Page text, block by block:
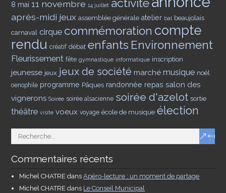
8 mai 11 novembre 14 juillet activité
après-midi jeux assemblée générale atelier bal beaujolais
carnaval cirque commémoration compte
rendu créatif débat enfants Environnement
Fleurissement fête gymnastique informatique inscription
jeunesse jeux jeux de société marché musique noël
oenophile programme Pâques randonnée repas salon des
vignerons Soirée soirée alsacienne soirée d'azelot sortie
théâtre visite voeux voyage école de musique élection
Commentaires récents
Michel CHATRE dansApéro-lecture : un moment de partage
Michel CHATRE dans Le Conseil Municipal